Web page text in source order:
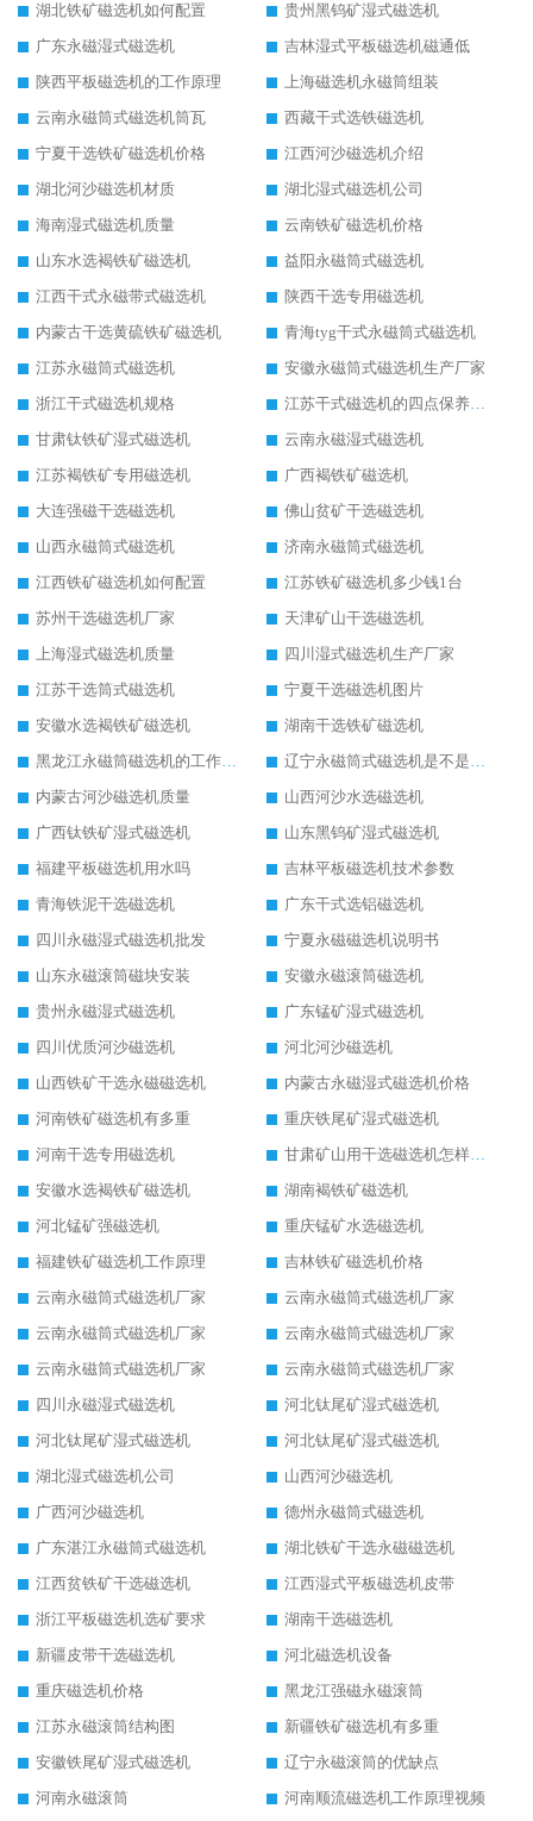
湖北铁矿磁选机如何配置
贵州黑钨矿湿式磁选机
广东永磁湿式磁选机
吉林湿式平板磁选机磁通低
陕西平板磁选机的工作原理
上海磁选机永磁筒组装
云南永磁筒式磁选机筒瓦
西藏干式选铁磁选机
宁夏干选铁矿磁选机价格
江西河沙磁选机介绍
湖北河沙磁选机材质
湖北湿式磁选机公司
海南湿式磁选机质量
云南铁矿磁选机价格
山东水选褐铁矿磁选机
益阳永磁筒式磁选机
江西干式永磁带式磁选机
陕西干选专用磁选机
内蒙古干选黄硫铁矿磁选机
青海tyg干式永磁筒式磁选机
江苏永磁筒式磁选机
安徽永磁筒式磁选机生产厂家
浙江干式磁选机规格
江苏干式磁选机的四点保养秘籍
甘肃钛铁矿湿式磁选机
云南永磁湿式磁选机
江苏褐铁矿专用磁选机
广西褐铁矿磁选机
大连强磁干选磁选机
佛山贫矿干选磁选机
山西永磁筒式磁选机
济南永磁筒式磁选机
江西铁矿磁选机如何配置
江苏铁矿磁选机多少钱1台
苏州干选磁选机厂家
天津矿山干选磁选机
上海湿式磁选机质量
四川湿式磁选机生产厂家
江苏干选筒式磁选机
宁夏干选磁选机图片
安徽水选褐铁矿磁选机
湖南干选铁矿磁选机
黑龙江永磁筒磁选机的工作原理
辽宁永磁筒式磁选机是不是强磁
内蒙古河沙磁选机质量
山西河沙水选磁选机
广西钛铁矿湿式磁选机
山东黑钨矿湿式磁选机
福建平板磁选机用水吗
吉林平板磁选机技术参数
青海铁泥干选磁选机
广东干式选铝磁选机
四川永磁湿式磁选机批发
宁夏永磁磁选机说明书
山东永磁滚筒磁块安装
安徽永磁滚筒磁选机
贵州永磁湿式磁选机
广东锰矿湿式磁选机
四川优质河沙磁选机
河北河沙磁选机
山西铁矿干选永磁磁选机
内蒙古永磁湿式磁选机价格
河南铁矿磁选机有多重
重庆铁尾矿湿式磁选机
河南干选专用磁选机
甘肃矿山用干选磁选机怎样调磁
安徽水选褐铁矿磁选机
湖南褐铁矿磁选机
河北锰矿强磁选机
重庆锰矿水选磁选机
福建铁矿磁选机工作原理
吉林铁矿磁选机价格
云南永磁筒式磁选机厂家
云南永磁筒式磁选机厂家
云南永磁筒式磁选机厂家
云南永磁筒式磁选机厂家
云南永磁筒式磁选机厂家
云南永磁筒式磁选机厂家
四川永磁湿式磁选机
河北钛尾矿湿式磁选机
河北钛尾矿湿式磁选机
河北钛尾矿湿式磁选机
湖北湿式磁选机公司
山西河沙磁选机
广西河沙磁选机
德州永磁筒式磁选机
广东湛江永磁筒式磁选机
湖北铁矿干选永磁磁选机
江西贫铁矿干选磁选机
江西湿式平板磁选机皮带
浙江平板磁选机选矿要求
湖南干选磁选机
新疆皮带干选磁选机
河北磁选机设备
重庆磁选机价格
黑龙江强磁永磁滚筒
江苏永磁滚筒结构图
新疆铁矿磁选机有多重
安徽铁尾矿湿式磁选机
辽宁永磁滚筒的优缺点
河南永磁滚筒
河南顺流磁选机工作原理视频